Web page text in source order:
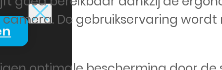
De gebruikservaring